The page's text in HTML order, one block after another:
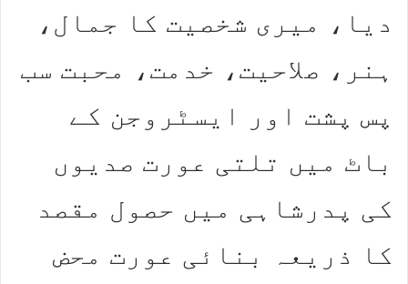
دیا، میری شخصیت کا جمال،
ہنر، صلاحیت، خدمت، محبت سب
پس پشت اور ایسٹروجن کے
باٹ میں تلتی عورت صدیوں
کی پدرشاہی میں حصول مقصد
کا ذریعہ بنائی عورت محض